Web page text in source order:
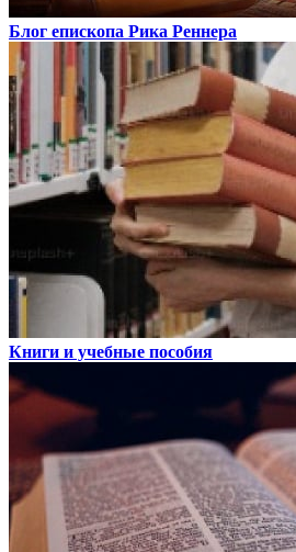
Блог епископа Рика Реннера
Книги и учебные пособия